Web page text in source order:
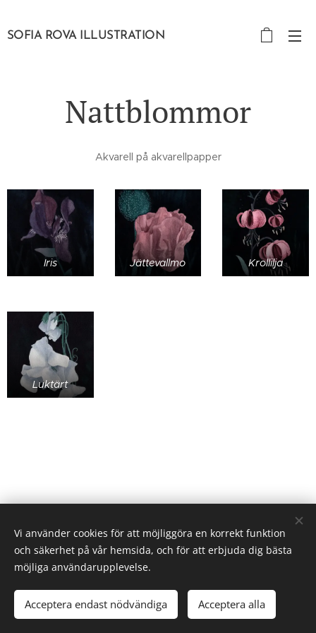
SOFIA ROVA ILLUSTRATION
Nattblommor
Akvarell på akvarellpapper
Iris Jättevallmo Krollilja
Luktärt
Email: sofiarova73@gmail.com
Cookies
Vi använder cookies för att möjliggöra en korrekt funktion
och säkerhet på vår hemsida, och för att erbjuda dig bästa
möjliga användarupplevelse.
Acceptera endast nödvändiga Acceptera alla